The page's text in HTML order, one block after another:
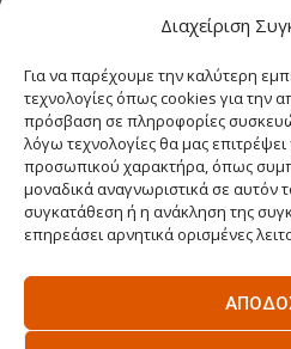
Διαχείριση
Για να παρέχουμε την καλύτερη
τεχνολογίες όπως cookies για την
πρόσβαση σε πληροφορίες
λόγω τεχνολογίες θα μας
προσωπικού χαρακτήρα, όπως
μοναδικά αναγνωριστικά σε αυτόν
συγκατάθεση ή η ανάκληση της
επηρεάσει αρνητικά ορισμένες
Διευθυντής Σύνταξης:ΒΛΑΔΙΜΗΡΟΥ
ΔικαιούχοςDomain:ΔΗΜΗΤΡΙΑΔΗΣ
Διευθυντής: ΕΥΘΥΜΙΑΤΟΥ ΜΑΡΙΑ
Διαχειριστής:
ΕΥΘΥΜΙΑΤΟΥ ΜΑΡΙΑ
Δήλωση Συμμόρφωσης